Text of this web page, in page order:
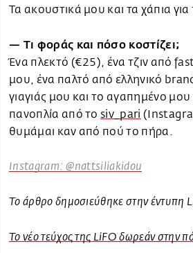
Τα ακουστικά μου και τα χάπια για
— Τι φοράς και πόσο κοστίζει;
Ένα πλεκτό (€25), ένα τζιν από
μου, ένα παλτό από ελληνικό
γιαγιάς μου και το αγαπημένο
πανοπλία από το siv_pari
θυμάμαι καν από πού το πήρα.
Instagram: @nattsiliakidou
To άρθρο δημοσιεύθηκε στην έντυπη
Το νέο τεύχος της LiFO δωρεάν στην